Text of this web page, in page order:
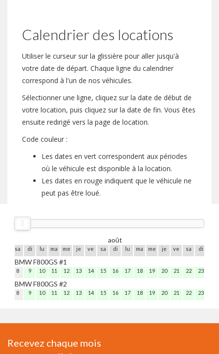
Calendrier des locations
Utiliser le curseur sur la glissière pour aller jusqu'à
votre date de départ. Chaque ligne du calendrier
correspond à l'un de nos véhicules.
Sélectionner une ligne, cliquez sur la date de début de
votre location, puis cliquez sur la date de fin. Vous êtes
ensuite redirigé vers la page de location.
Code couleur :
Les dates en vert correspondent aux périodes
où le véhicule est disponible à la location.
Les dates en rouge indiquent que le véhicule ne
peut pas être loué.
août
sa di lu ma me je ve sa di lu ma me je ve sa di
BMW F800GS #1
8 9 10 11 12 13 14 15 16 17 18 19 20 21 22 23
BMW F800GS #2
8 9 10 11 12 13 14 15 16 17 18 19 20 21 22 23
Recevez chaque mois